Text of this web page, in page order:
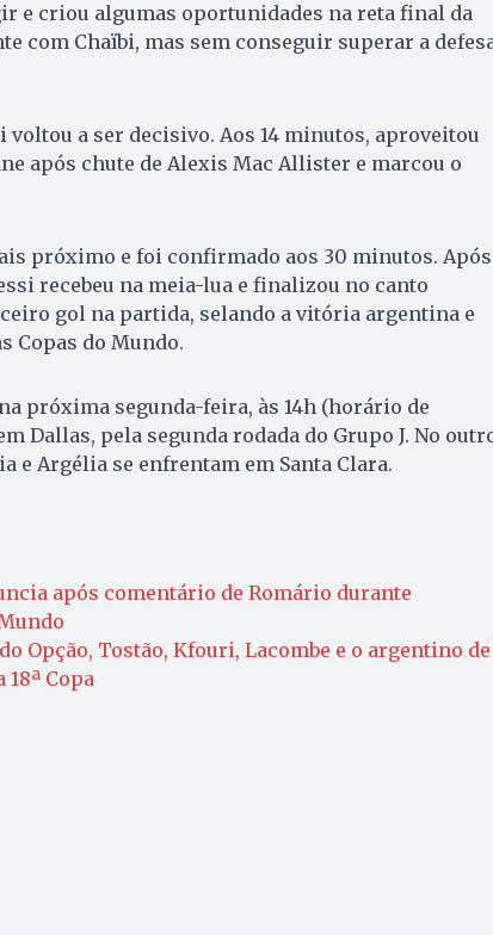
e criou algumas oportunidades na reta final da
com Chaïbi, mas sem conseguir superar a
voltou a ser decisivo. Aos 14 minutos, aproveitou
após chute de Alexis Mac Allister e marcou o
próximo e foi confirmado aos 30 minutos. Após
recebeu na meia-lua e finalizou no canto
gol na partida, selando a vitória argentina e
Copas do Mundo.
próxima segunda-feira, às 14h (horário de
Dallas, pela segunda rodada do Grupo J. No
e Argélia se enfrentam em Santa Clara.
após comentário de Romário durante
Opção, Tostão, Kfouri, Lacombe e o argentino de
Copa